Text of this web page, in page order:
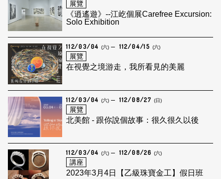
展覽
《逍遙遊》--江屹個展Carefree Excursion:
Solo Exhibition
112/03/04 (六) 112/04/15 (六)
展覽
在視覺之境游走，我所看見的美麗
112/03/04 (六) 112/08/27 (日)
展覽
北美館 - 跟你說個故事：很久很久以後
112/03/04 (六) 112/08/26 (六)
講座
2023年3月4日【乙級珠寶金工】假日班